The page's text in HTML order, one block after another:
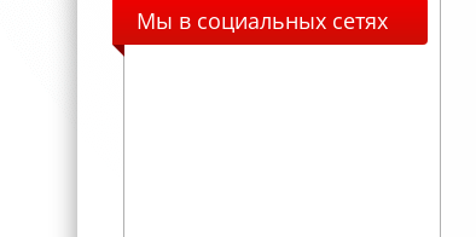
Мы в социальных сетях